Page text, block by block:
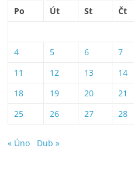
Po
Út St Čt
4
5 6 7
11
12 13 14
18
19 20 21
25
26 27 28
« Úno Dub »